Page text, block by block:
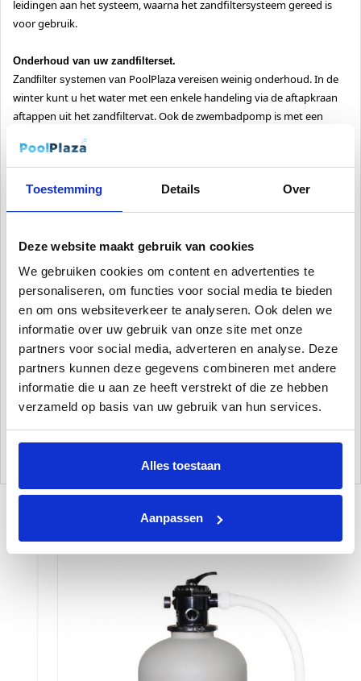
Toestemming Details Over
Deze website maakt gebruik van cookies
We gebruiken cookies om content en advertenties te
personaliseren, om functies voor social media te bieden
en om ons websiteverkeer te analyseren. Ook delen we
informatie over uw gebruik van onze site met onze
partners voor social media, adverteren en analyse. Deze
partners kunnen deze gegevens combineren met andere
informatie die u aan ze heeft verstrekt of die ze hebben
verzameld op basis van uw gebruik van hun services.
Alles toestaan
Aanpassen
leidingen aan het systeem, waarna het zandfiltersysteem gereed is
voor gebruik.
Onderhoud van uw zandfilterset.
Zandfilter systemen van PoolPlazavereisen weinig onderhoud. In de
winter kunt u het water met een enkele handeling via de aftapkraan
aftappen uit het zandfiltervat. Ook de zwembadpomp is met een
van het zandfilter systeem is via de meerstandenklep ook snel
gedaan. Op de manometer in meerstandklep is eenvoudig te zien
wanneer dit nodig is. U spoelt het zandfilter door, totdat het water in
het kijkglas weer een heldere kleur heeft gekregen.
Let op!
Houdt u er rekening mee dat de zandfilter systemen niet geschikt voor
temperaturen boven de 40 graden
Dit zandfiltersysteem is zelfaanzuigend, dit houdt in dat de
pomp nietonder het waterniveau hoeft te staan.
Voor dit zandfiltersysteem moet u de koppelingen nog wel apart bij
bestellen. Dit met als reden zodat u nog de keuze kunt maken tussen
koppelingen met lijm verbindingen of voor koppelingen voor
flexibele zwembadslangen.
Gerelateerde Producten